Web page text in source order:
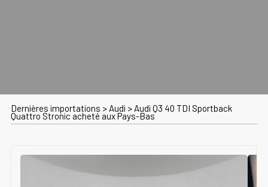
Dernières importations > Audi > Audi Q3 40 TDI Sportback
Quattro Stronic acheté aux Pays-Bas